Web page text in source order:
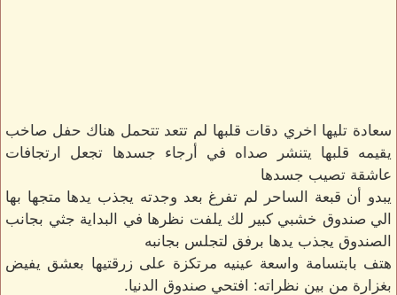
سعادة تليها اخري دقات قلبها لم تتعد تتحمل هناك حفل صاخب
يقيمه قلبها يتنشر صداه في أرجاء جسدها تجعل ارتجافات
عاشقة تصيب جسدها
يبدو أن قبعة الساحر لم تفرغ بعد وجدته يجذب يدها متجها بها
الي صندوق خشبي كبير لك يلفت نظرها في البداية جثي بجانب
الصندوق يجذب يدها برفق لتجلس بجانبه
هتف بابتسامة واسعة عينيه مرتكزة على زرقتيها بعشق يفيض
بغزارة من بين نظراته: افتحي صندوق الدنيا.